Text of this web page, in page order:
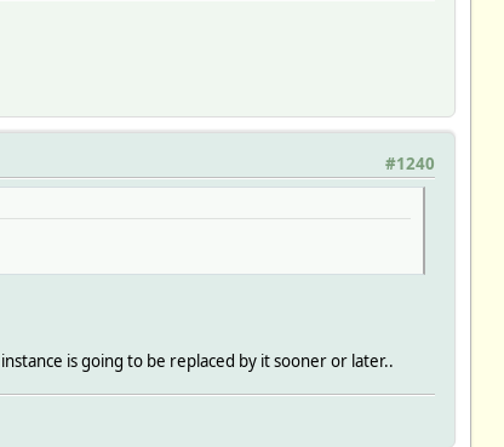
#1240
is going to be replaced by it sooner or later..